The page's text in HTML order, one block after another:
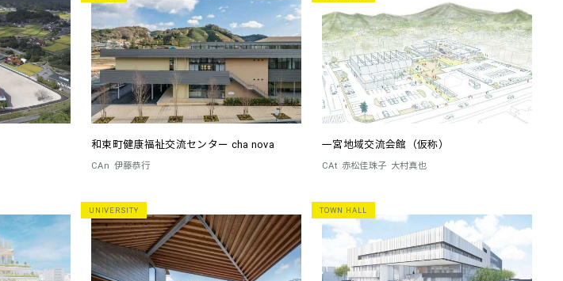
和束町健康福祉交流センター cha nova
CAn 伊藤恭行
一宮地域交流会館（仮称）
CAt 赤松佳珠子 大村真也
UNIVERSITY TOWN HALL